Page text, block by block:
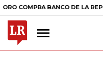
BANCO DE LA REPÚBLICA